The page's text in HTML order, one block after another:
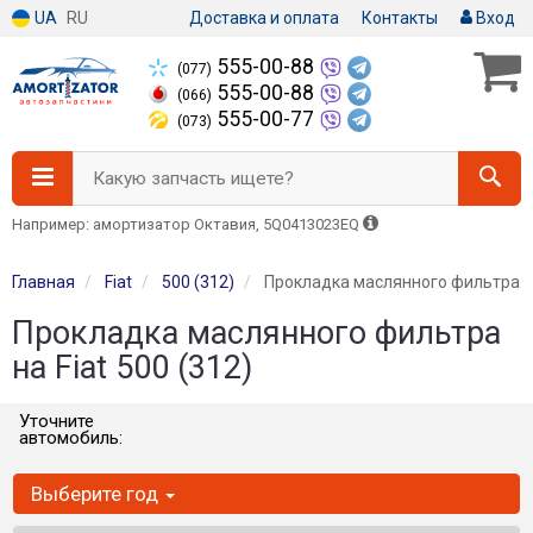
UA RU Доставка и оплата Контакты Вход
(077) 555-00-88
(066) 555-00-88
(073) 555-00-77
Какую запчасть ищете?
Например: амортизатор Октавия, 5Q0413023EQ
Главная Fiat 500 (312) Прокладка маслянного фильтра
Прокладка маслянного фильтра
на Fiat 500 (312)
Уточните
автомобиль:
Выберите год